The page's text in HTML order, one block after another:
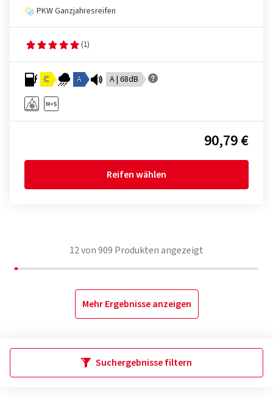
PKW Ganzjahresreifen
(1)
C A A | 68dB
90,79 €
Reifen wählen
12von909 Produkten angezeigt
Mehr Ergebnisse anzeigen
Suchergebnisse filtern